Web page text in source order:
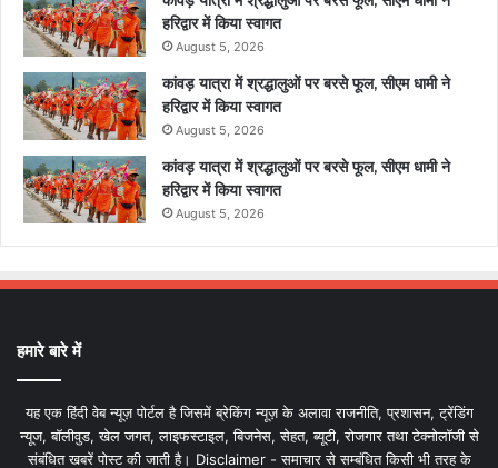
हरिद्वार में किया स्वागत
August 5, 2026
कांवड़ यात्रा में श्रद्धालुओं पर बरसे फूल, सीएम धामी ने
हरिद्वार में किया स्वागत
August 5, 2026
कांवड़ यात्रा में श्रद्धालुओं पर बरसे फूल, सीएम धामी ने
हरिद्वार में किया स्वागत
August 5, 2026
हमारे बारे में
यह एक हिंदी वेब न्यूज़ पोर्टल है जिसमें ब्रेकिंग न्यूज़ के अलावा राजनीति, प्रशासन, ट्रेंडिंग
न्यूज, बॉलीवुड, खेल जगत, लाइफस्टाइल, बिजनेस, सेहत, ब्यूटी, रोजगार तथा टेक्नोलॉजी से
संबंधित खबरें पोस्ट की जाती है। Disclaimer - समाचार से सम्बंधित किसी भी तरह के